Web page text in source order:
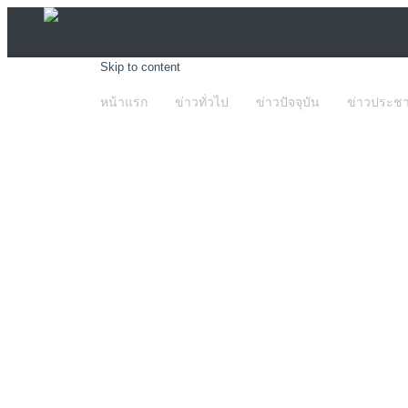
Skip to content
หน้าแรก ข่าวทั่วไป ข่าวปัจจุบัน ข่าวประช